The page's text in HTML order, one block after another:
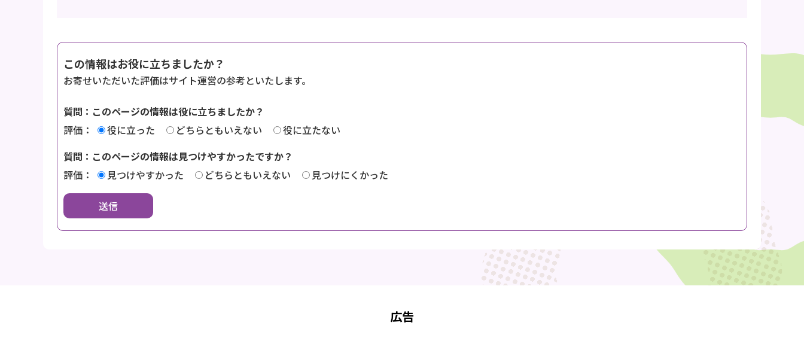
この情報はお役に立ちましたか？
お寄せいただいた評価はサイト運営の参考といたします。
質問：このページの情報は役に立ちましたか？
評価：
役に立った どちらともいえない
役に立たない
質問：このページの情報は見つけやすかったですか？
評価：
見つけやすかった どちらともいえない 見つけにくかった
広告